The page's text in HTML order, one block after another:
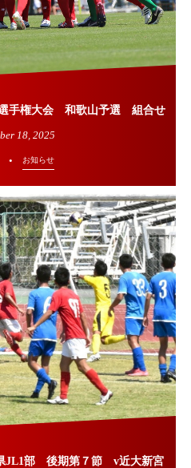
手権大会 和歌山予選 組合せ
18, 2025
お知らせ
JL1部 後期第７節 v近大新宮